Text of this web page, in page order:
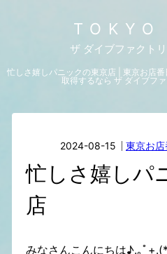
TOKYO
ザ ダイブファクト
忙しさ嬉しパニックの東京店 | 東京お店
取得するなら ザ ダイブフ
2024-08-15 東京お
忙しさ嬉しパ
店
みなさんこんにちは♪.｡ﾟ